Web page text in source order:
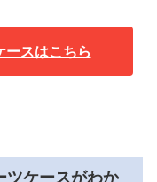
スはこちら
ツケースがわか